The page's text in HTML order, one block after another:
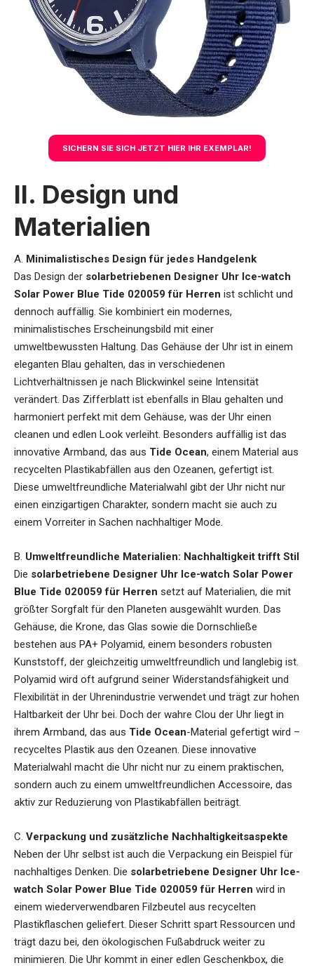
SICHERN SIE SICH JETZT HIER IHR EXEMPLAR!
II. Design und
Materialien
A. Minimalistisches Design für jedes Handgelenk
Das Design der solarbetriebenen Designer Uhr Ice-watch
Solar Power Blue Tide 020059 für Herren ist schlicht und
dennoch auffällig. Sie kombiniert ein modernes,
minimalistisches Erscheinungsbild mit einer
umweltbewussten Haltung. Das Gehäuse der Uhr ist in einem
eleganten Blau gehalten, das in verschiedenen
Lichtverhältnissen je nach Blickwinkel seine Intensität
verändert. Das Zifferblatt ist ebenfalls in Blau gehalten und
harmoniert perfekt mit dem Gehäuse, was der Uhr einen
cleanen und edlen Look verleiht. Besonders auffällig ist das
innovative Armband, das aus Tide Ocean, einem Material aus
recycelten Plastikabfällen aus den Ozeanen, gefertigt ist.
Diese umweltfreundliche Materialwahl gibt der Uhr nicht nur
einen einzigartigen Charakter, sondern macht sie auch zu
einem Vorreiter in Sachen nachhaltiger Mode.
B. Umweltfreundliche Materialien: Nachhaltigkeit trifft Stil
Die solarbetriebene Designer Uhr Ice-watch Solar Power
Blue Tide 020059 für Herren setzt auf Materialien, die mit
größter Sorgfalt für den Planeten ausgewählt wurden. Das
Gehäuse, die Krone, das Glas sowie die Dornschließe
bestehen aus PA+ Polyamid, einem besonders robusten
Kunststoff, der gleichzeitig umweltfreundlich und langlebig ist.
Polyamid wird oft aufgrund seiner Widerstandsfähigkeit und
Flexibilität in der Uhrenindustrie verwendet und trägt zur hohen
Haltbarkeit der Uhr bei. Doch der wahre Clou der Uhr liegt in
ihrem Armband, das aus Tide Ocean-Material gefertigt wird –
recyceltes Plastik aus den Ozeanen. Diese innovative
Materialwahl macht die Uhr nicht nur zu einem praktischen,
sondern auch zu einem umweltfreundlichen Accessoire, das
aktiv zur Reduzierung von Plastikabfällen beiträgt.
C. Verpackung und zusätzliche Nachhaltigkeitsaspekte
Neben der Uhr selbst ist auch die Verpackung ein Beispiel für
nachhaltiges Denken. Die solarbetriebene Designer Uhr Ice-
watch Solar Power Blue Tide 020059 für Herren wird in
einem wiederverwendbaren Filzbeutel aus recycelten
Plastikflaschen geliefert. Dieser Schritt spart Ressourcen und
trägt dazu bei, den ökologischen Fußabdruck weiter zu
minimieren. Die Uhr kommt in einer edlen Geschenkbox, die